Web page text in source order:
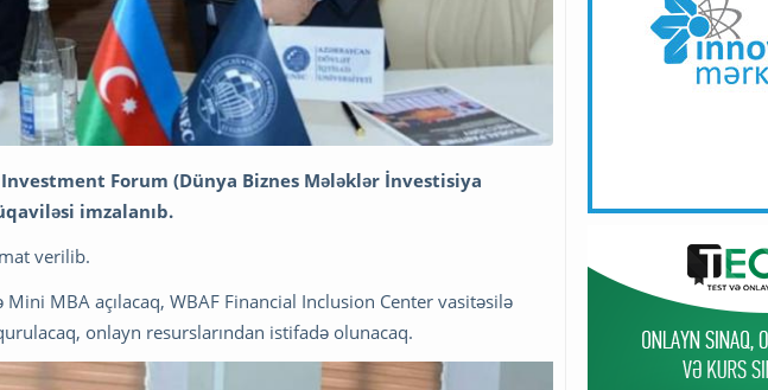
Forum (Dünya Biznes Mələklər İnvestisiya
imzalanıb.
verilib.
MBA açılacaq, WBAF Financial Inclusion Center vasitəsilə
onlayn resurslarından istifadə olunacaq.